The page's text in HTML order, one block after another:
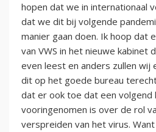
hopen dat we in internationaal
dat we dit bij volgende
manier gaan doen. Ik hoop dat
van VWS in het nieuwe kabinet
even leest en anders zullen
dit op het goede bureau
dat er ook toe dat een volgend
vooringenomen is over de rol
verspreiden van het virus.